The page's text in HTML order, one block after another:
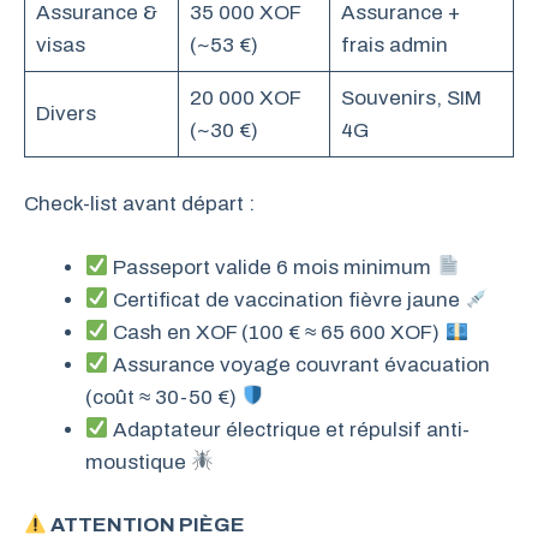
Assurance &
visas
35 000 XOF
(~53 €)
Assurance +
frais admin
Divers
20 000 XOF
(~30 €)
Souvenirs, SIM
4G
Check-list avant départ :
Passeport valide 6 mois minimum
Certificat de vaccination fièvre jaune
Cash en XOF (100 € ≈ 65 600 XOF)
Assurance voyage couvrant évacuation
(coût ≈ 30-50 €)
Adaptateur électrique et répulsif anti-
moustique
ATTENTION PIÈGE